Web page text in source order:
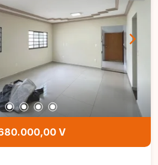
Uberlândia. Entre em contato
para conhecer este imóvel.
V